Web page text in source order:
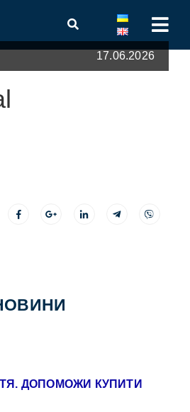
17.06.2026
ДОПОМОЖИ КУПИТИ